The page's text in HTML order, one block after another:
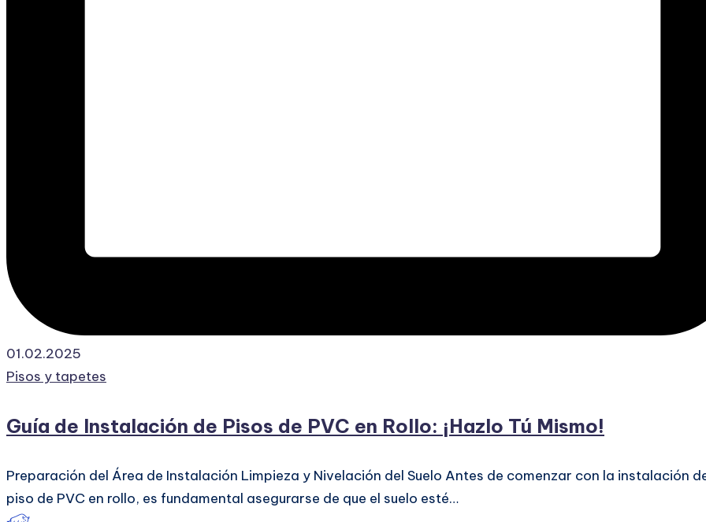
01.02.2025
Publicado
Pisos y tapetes
Guía de Instalación de Pisos de PVC en Rollo: ¡Hazlo Tú Mismo!
Preparación del Área de Instalación Limpieza y Nivelación del Suelo Antes de comenzar con la instalación
piso de PVC en rollo, es fundamental asegurarse de que el suelo esté…